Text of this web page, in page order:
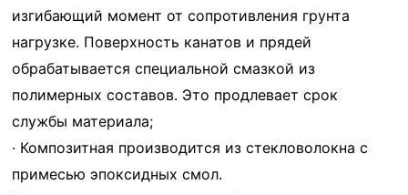
изгибающий момент от сопротивления грунта
нагрузке. Поверхность канатов и прядей
обрабатывается специальной смазкой из
полимерных составов. Это продлевает срок
службы материала;
· Композитная производится из стекловолокна с
примесью эпоксидных смол.